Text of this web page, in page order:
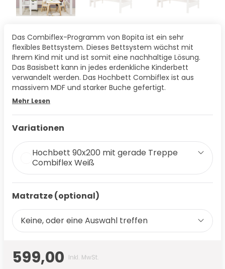
Das Combiflex-Programm von Bopita ist ein sehr
flexibles Bettsystem. Dieses Bettsystem wächst mit
Ihrem Kind mit und ist somit eine nachhaltige Lösung.
Das Basisbett kann in jedes erdenkliche Kinderbett
verwandelt werden. Das Hochbett Combiflex ist aus
massivem MDF und starker Buche gefertigt.
Mehr Lesen
Variationen
Hochbett 90x200 mit gerade Treppe
Combiflex Weiß
Matratze (optional)
Keine, oder eine Auswahl treffen
599,00 Inkl. MwSt.